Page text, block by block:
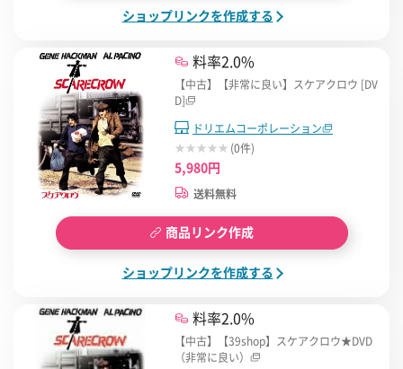
ショップリンクを作成する
料率2.0%
【中古】【非常に良い】スケアクロウ [DV
D]
ドリエムコーポレーション
(0件)
5,980円
送料無料
商品リンク作成
ショップリンクを作成する
料率2.0%
【中古】【39shop】スケアクロウ★DVD
（非常に良い）